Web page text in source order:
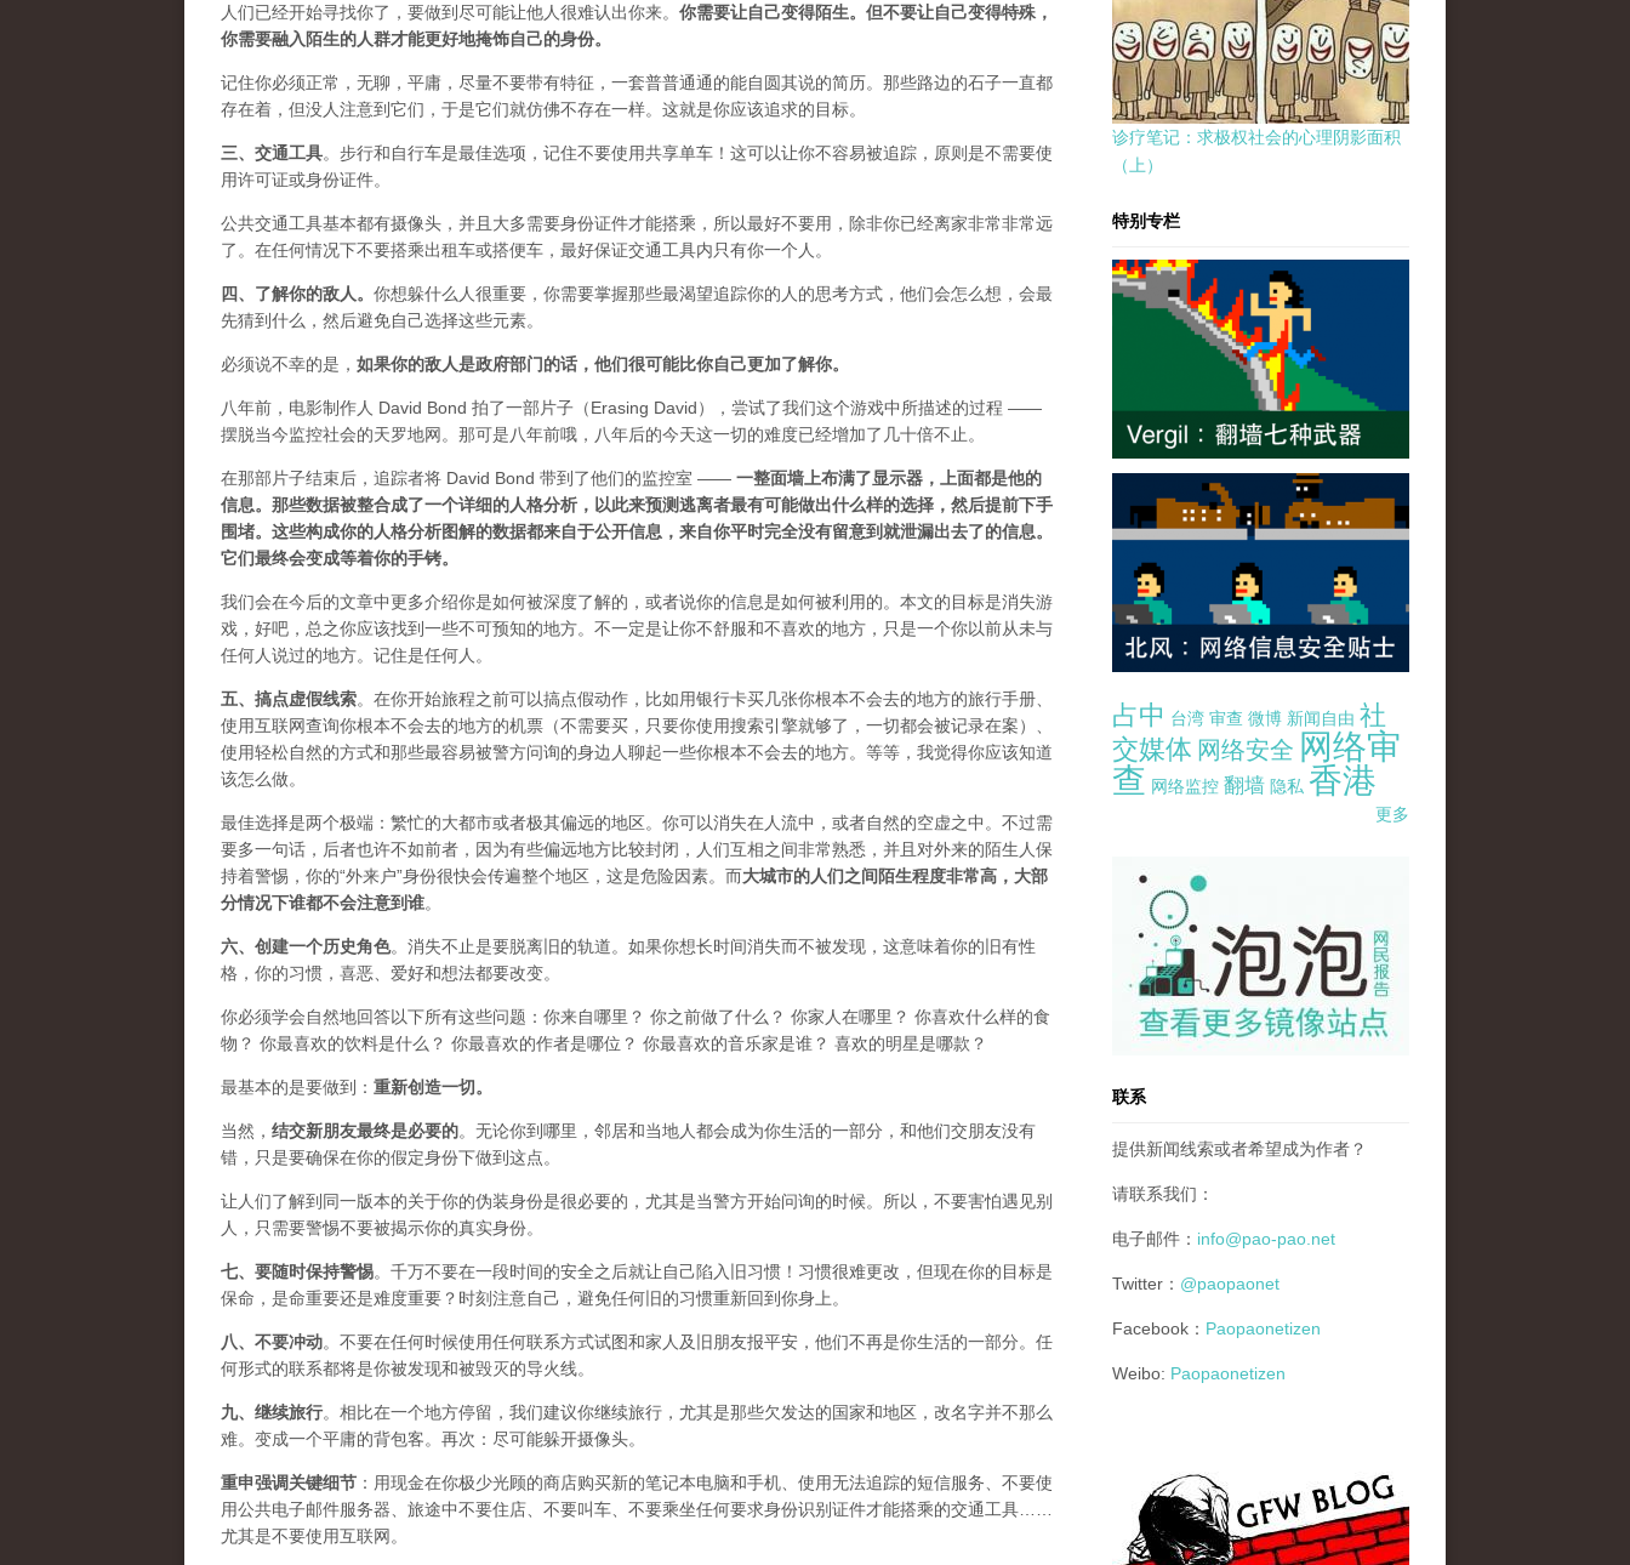
人们已经开始寻找你了，要做到尽可能让他人很难认出你来。 你需要让自己变得陌生。但不要让自己变得特殊，
你需要融入陌生的人群才能更好地掩饰自己的身份。
记住你必须正常，无聊，平庸，尽量不要带有特征，一套普普通通的能自圆其说的简历。那些路边的石子一直都
存在着，但没人注意到它们，于是它们就仿佛不存在一样。这就是你应该追求的目标。
三、 交通工具。步行和自行车是最佳选项，记住不要使用共享单车！这可以让你不容易被追踪，原则是不需要使
用许可证或身份证件。
公共交通工具基本都有摄像头，并且大多需要身份证件才能搭乘，所以最好不要用，除非你已经离家非常非常远
了。在任何情况下不要搭乘出租车或搭便车，最好保证交通工具内只有你一个人。
四、 了解你的敌人。 你想躲什么人很重要，你需要掌握那些最渴望追踪你的人的思考方式，他们会怎么想，会最
先猜到什么，然后避免自己选择这些元素。
必须说不幸的是， 如果你的敌人是政府部门的话，他们很可能比你自己更加了解你。
八年前，电影制作人 David Bond 拍了一部片子（Erasing David），尝试了我们这个游戏中所描述的过程 ——
摆脱当今监控社会的天罗地网。那可是八年前哦，八年后的今天这一切的难度已经增加了几十倍不止。
在那部片子结束后，追踪者将 David Bond 带到了他们的监控室 —— 一整面墙上布满了显示器，上面都是他的
信息。那些数据被整合成了一个详细的人格分析，以此来预测逃离者最有可能做出什么样的选择，然后提前下手
围堵。这些构成你的人格分析图解的数据都来自于公开信息，来自你平时完全没有留意到就泄漏出去了的信息。
它们最终会变成等着你的手铐。
我们会在今后的文章中更多介绍你是如何被深度了解的，或者说你的信息是如何被利用的。本文的目标是消失游
戏，好吧，总之你应该找到一些不可预知的地方。不一定是让你不舒服和不喜欢的地方，只是一个你以前从未与
任何人说过的地方。记住是任何人。
五、 搞点虚假线索。在你开始旅程之前可以搞点假动作，比如用银行卡买几张你根本不会去的地方的旅行手册、
使用互联网查询你根本不会去的地方的机票（不需要买，只要你使用搜索引擎就够了，一切都会被记录在案）、
使用轻松自然的方式和那些最容易被警方问询的身边人聊起一些你根本不会去的地方。等等，我觉得你应该知道
该怎么做。
最佳选择是两个极端：繁忙的大都市或者极其偏远的地区。你可以消失在人流中，或者自然的空虚之中。不过需
要多一句话，后者也许不如前者，因为有些偏远地方比较封闭，人们互相之间非常熟悉，并且对外来的陌生人保
持着警惕，你的“外来户”身份很快会传遍整个地区，这是危险因素。而大城市的人们之间陌生程度非常高，大部
分情况下谁都不会注意到谁。
六、 创建一个历史角色。消失不止是要脱离旧的轨道。如果你想长时间消失而不被发现，这意味着你的旧有性
格，你的习惯，喜恶、爱好和想法都要改变。
你必须学会​​自然地回答以下所有这些问题：你来自哪里？ 你之前做了什么？ 你家人在哪里？ 你喜欢什么样的食
物？ 你最喜欢的饮料是什么？ 你最喜欢的作者是哪位？ 你最喜欢的音乐家是谁？ 喜欢的明星是哪款？
最基本的是要做到： 重新创造一切。
当然， 结交新朋友最终是必要的。无论你到哪里，邻居和当地人都会成为你生活的一部分，和他们交朋友没有
错，只是要确保在你的假定身份下做到这点。
让人们了解到同一版本的关于你的伪装身份是很必要的，尤其是当警方开始问询的时候。所以，不要害怕遇见别
人，只需要警惕不要被揭示你的真实身份。
七、要随时保持警惕。千万不要在一段时间的安全之后就让自己陷入旧习惯！习惯很难更改，但现在你的目标是
保命，是命重要还是难度重要？时刻注意自己，避免任何旧的习惯重新回到你身上。
八、 不要冲动。不要在任何时候使用任何联系方式试图和家人及旧朋友报平安，他们不再是你生活的一部分。任
何形式的联系都将是你被发现和被毁灭的导火线。
九、 继续旅行。相比在一个地方停留，我们建议你继续旅行，尤其是那些欠发达的国家和地区，改名字并不那么
难。变成一个平庸的背包客。再次：尽可能躲开摄像头。
重申强调关键细节 ：用现金在你极少光顾的商店购买新的笔记本电脑和手机、使用无法追踪的短信服务、不要使
用公共电子邮件服务器、旅途中不要住店、不要叫车、不要乘坐任何要求身份识别证件才能搭乘的交通工具……
尤其是不要使用互联网。
诊疗笔记：求极权社会的心理阴影面积
（上）
特别专栏
占中 台湾 审查 微博 新闻自由 社
交媒体 网络安全 网络审
查 网络监控 翻墙 隐私 香港
更多
pao-pao-banner-mirror-site-120814.jpg
联系
提供新闻线索或者希望成为作者？
请联系我们：
电子邮件： info@pao-pao.net
Twitter： @paopaonet
Facebook： Paopaonetizen
Weibo: Paopaonetizen
gfw_blog_small.jpg